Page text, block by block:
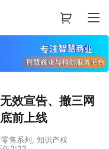
效宣告、撤三网
前上线
售系列 知识产权